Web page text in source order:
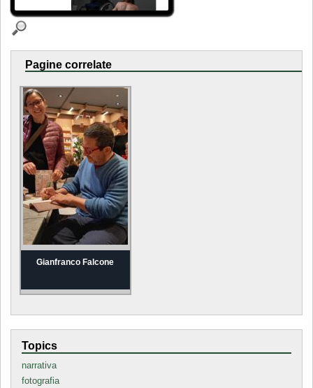
Pagine correlate
Gianfranco Falcone
Topics
narrativa
fotografia